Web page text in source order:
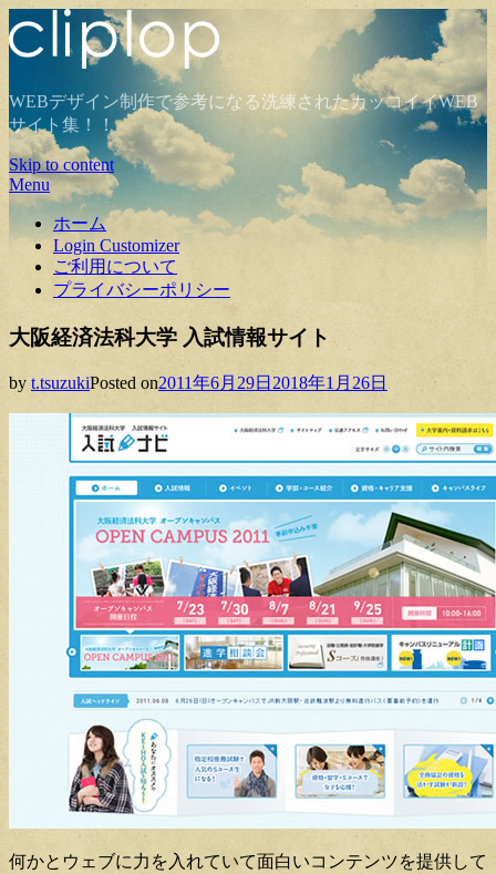
WEBデザイン制作で参考になる洗練されたカッコイイWEB
サイト集！！
Skip to content
Menu
ホーム
Login Customizer
ご利用について
プライバシーポリシー
大阪経済法科大学 入試情報サイト
by t.tsuzukiPosted on2011年6月29日 2018年1月26日
何かとウェブに力を入れていて面白いコンテンツを提供して